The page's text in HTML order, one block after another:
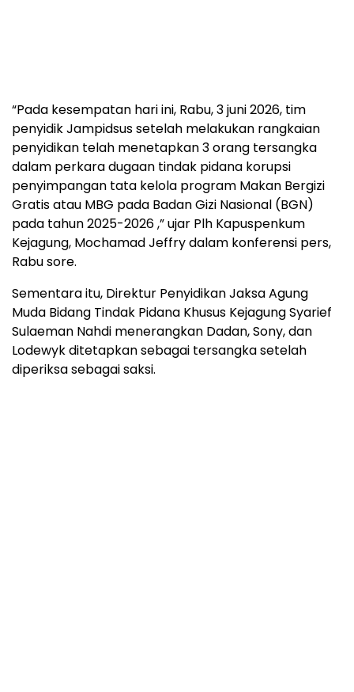
“Pada kesempatan hari ini, Rabu, 3 juni 2026, tim
penyidik Jampidsus setelah melakukan rangkaian
penyidikan telah menetapkan 3 orang tersangka
dalam perkara dugaan tindak pidana korupsi
penyimpangan tata kelola program Makan Bergizi
Gratis atau MBG pada Badan Gizi Nasional (BGN)
pada tahun 2025-2026 ,” ujar Plh Kapuspenkum
Kejagung, Mochamad Jeffry dalam konferensi pers,
Rabu sore.
Sementara itu, Direktur Penyidikan Jaksa Agung
Muda Bidang Tindak Pidana Khusus Kejagung Syarief
Sulaeman Nahdi menerangkan Dadan, Sony, dan
Lodewyk ditetapkan sebagai tersangka setelah
diperiksa sebagai saksi.